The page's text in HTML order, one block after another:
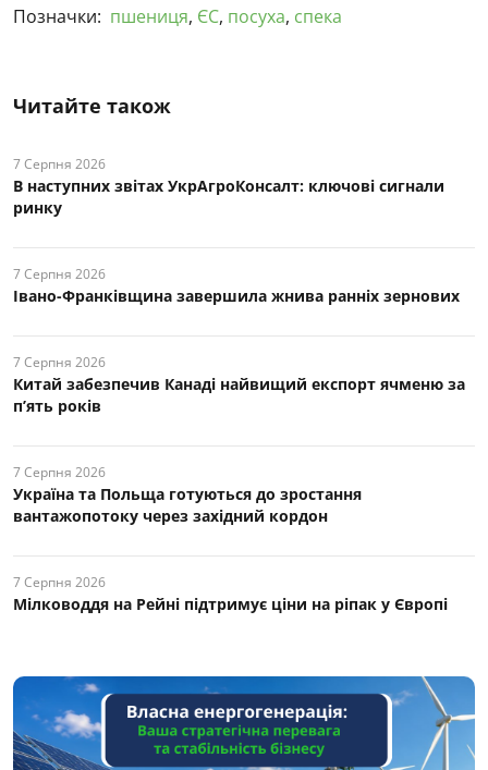
Позначки: пшениця, ЄС, посуха, спека
Читайте також
7 Серпня 2026
В наступних звітах УкрАгроКонсалт: ключові cигнали
ринку
7 Серпня 2026
Івано-Франківщина завершила жнива ранніх зернових
7 Серпня 2026
Китай забезпечив Канаді найвищий експорт ячменю за
п’ять років
7 Серпня 2026
Україна та Польща готуються до зростання
вантажопотоку через західний кордон
7 Серпня 2026
Мілководдя на Рейні підтримує ціни на ріпак у Європі